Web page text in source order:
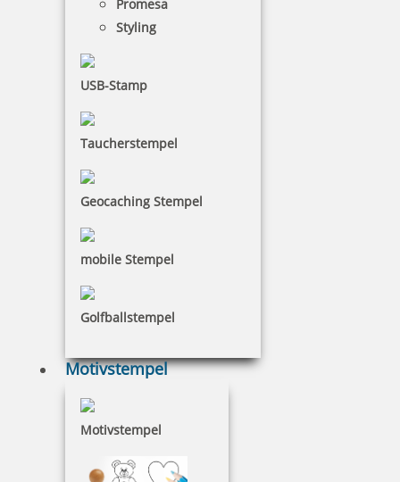
Promesa
Styling
USB-Stamp
Taucherstempel
Geocaching Stempel
mobile Stempel
Golfballstempel
Motivstempel
Motivstempel
Colop WOODIES Stempelkissen Gelbtöne
4,94 €